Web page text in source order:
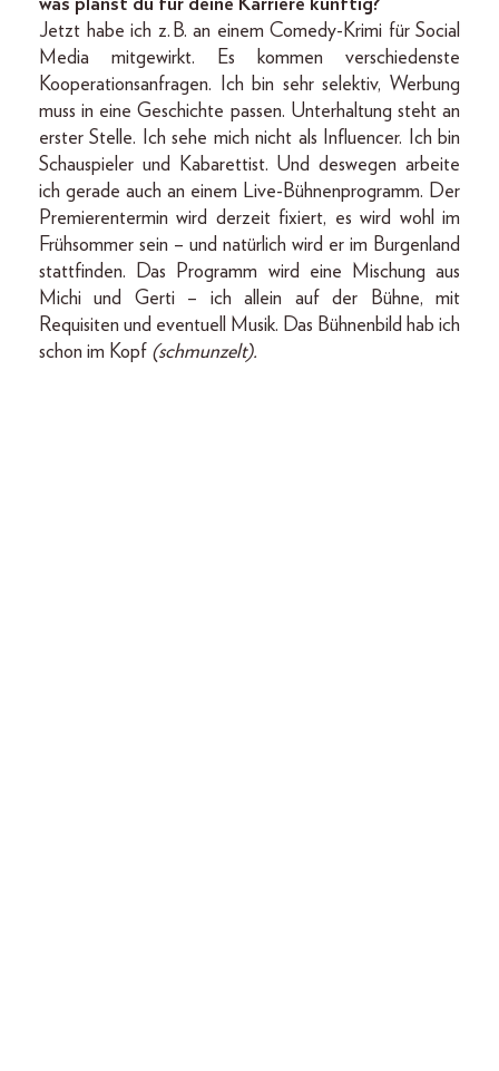
was planst du für deine Karriere künftig?
Jetzt habe ich z. B. an einem Comedy-Krimi für Social
Media mitgewirkt. Es kommen verschiedenste
Kooperationsanfragen. Ich bin sehr selektiv, Werbung
muss in eine Geschichte passen. Unterhaltung steht an
erster Stelle. Ich sehe mich nicht als Influencer. Ich bin
Schauspieler und Kabarettist. Und deswegen arbeite
ich gerade auch an einem Live-Bühnenprogramm. Der
Premierentermin wird derzeit fixiert, es wird wohl im
Frühsommer sein – und natürlich wird er im Burgenland
stattfinden. Das Programm wird eine Mischung aus
Michi und Gerti – ich allein auf der Bühne, mit
Requisiten und eventuell Musik. Das Bühnenbild hab ich
schon im Kopf (schmunzelt).